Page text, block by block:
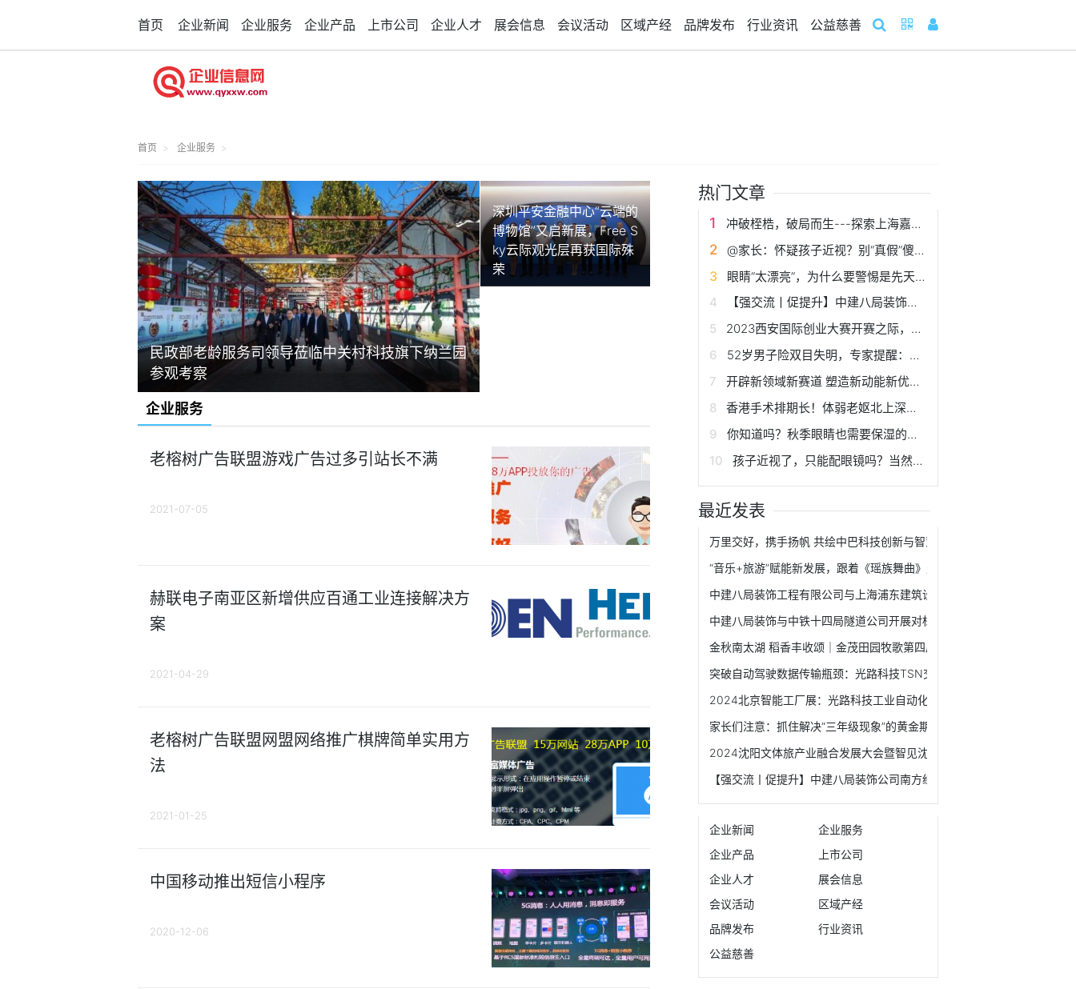
首页 企业新闻 企业服务 企业产品 上市公司 企业人才 展会信息 会议活动 区域产经 品牌发布 行业资讯 公益慈善
首页 企业服务
民政部老龄服务司领导莅临中关村科技旗下纳兰园
参观考察
深圳平安金融中心“云端的
博物馆”又启新展，Free S
ky云际观光层再获国际殊
荣
企业服务
老榕树广告联盟游戏广告过多引站长不满
2021-07-05
赫联电子南亚区新增供应百通工业连接解决方
案
2021-04-29
老榕树广告联盟网盟网络推广棋牌简单实用方
法
2021-01-25
中国移动推出短信小程序
2020-12-06
热门文章
冲破桎梏，破局而生---探索上海嘉定大融城的经营之道
@家长：怀疑孩子近视？别“真假”傻傻分不清
眼睛“太漂亮”，为什么要警惕是先天性青光眼？
【强交流丨促提升】中建八局装饰公司南方经理部同总承包公司第二分公司开展对标交流
2023西安国际创业大赛开赛之际，看高端装备制造硬核“出圈”
52岁男子险双目失明，专家提醒：糖尿病患者需警惕青光眼的发生
开辟新领域新赛道 塑造新动能新优势 | 科创赋能 助力西安建设国家创新名城
香港手术排期长！体弱老妪北上深圳，成功在爱尔解决急性泪囊炎
你知道吗？秋季眼睛也需要保湿的哟！
孩子近视了，只能配眼镜吗？当然不！
最近发表
万里交好，携手扬帆 共绘中巴科技创新与智慧城市新篇章
“音乐+旅游”赋能新发展，跟着《瑶族舞曲》走进千年瑶寨！
中建八局装饰工程有限公司与上海浦东建筑设计研究院有限公司签署战略
中建八局装饰与中铁十四局隧道公司开展对标交流学习活动
金秋南太湖 稻香丰收颂｜金茂田园牧歌第四届丰收节开幕！
突破自动驾驶数据传输瓶颈：光路科技TSN交换机应用解读
2024北京智能工厂展：光路科技工业自动化交换机赋能智能制造
家长们注意：抓住解决“三年级现象”的黄金期！
2024沈阳文体旅产业融合发展大会暨智见沈阳产投大会成功举办
【强交流丨促提升】中建八局装饰公司南方经理部同总承包公司第二分公
企业新闻
企业服务
企业产品
上市公司
企业人才
展会信息
会议活动
区域产经
品牌发布
行业资讯
公益慈善